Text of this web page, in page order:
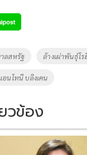
p
y
Li
n
k
ลสหรัฐ ล้างเผ่าพันธุ์โ
อนโทนี บลิงเคน
วข้อง